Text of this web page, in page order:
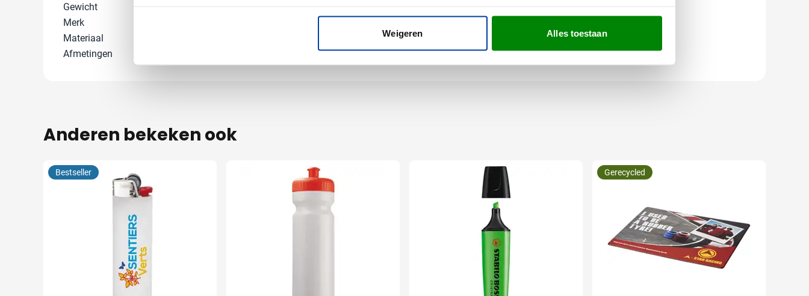
Weigeren Alles toestaan
Gewicht
Merk
Materiaal
Afmetingen
10.5 cm x 10.5 cm x 5.5 cm (l x b x h)
Anderen bekeken ook
Bestseller Gerecycled